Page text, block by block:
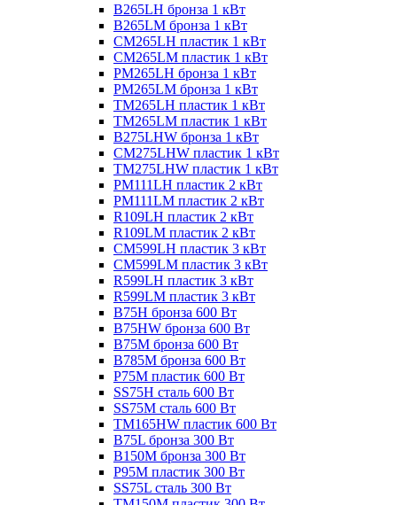
B265LH бронза 1 кВт
B265LM бронза 1 кВт
CM265LH пластик 1 кВт
CM265LM пластик 1 кВт
PM265LH бронза 1 кВт
PM265LM бронза 1 кВт
TM265LH пластик 1 кВт
TM265LM пластик 1 кВт
B275LHW бронза 1 кВт
CM275LHW пластик 1 кВт
TM275LHW пластик 1 кВт
PM111LH пластик 2 кВт
PM111LM пластик 2 кВт
R109LH пластик 2 кВт
R109LM пластик 2 кВт
CM599LH пластик 3 кВт
CM599LM пластик 3 кВт
R599LH пластик 3 кВт
R599LM пластик 3 кВт
B75H бронза 600 Вт
B75HW бронза 600 Вт
B75M бронза 600 Вт
B785M бронза 600 Вт
P75M пластик 600 Вт
SS75H сталь 600 Вт
SS75M сталь 600 Вт
TM165HW пластик 600 Вт
B75L бронза 300 Вт
B150M бронза 300 Вт
P95M пластик 300 Вт
SS75L сталь 300 Вт